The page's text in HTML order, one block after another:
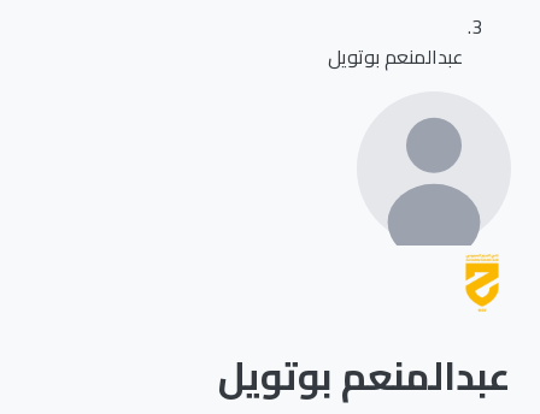
عبدالمنعم بوتويل
عبدالمنعم بوتويل